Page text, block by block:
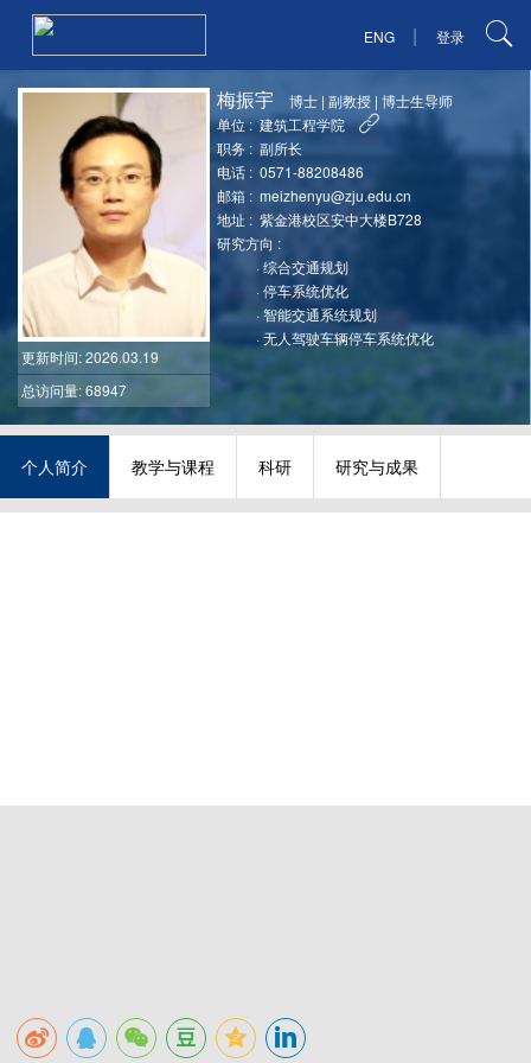
ENG | 登录
更新时间: 2026.03.19
总访问量: 68947
梅振宇 博士 |副教授 |博士生导师
单位 : 建筑工程学院
职务 : 副所长
电话 : 0571-88208486
邮箱 : meizhenyu@zju.edu.cn
地址 : 紫金港校区安中大楼B728
研究方向 :
·综合交通规划
·停车系统优化
·智能交通系统规划
·无人驾驶车辆停车系统优化
个人简介 教学与课程 科研 研究与成果